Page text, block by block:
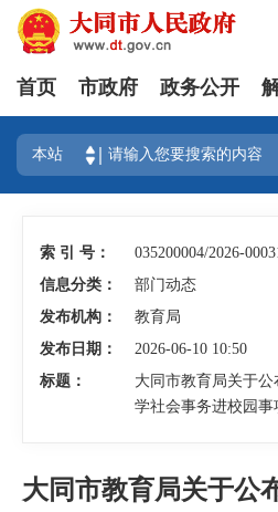
首页 市政府 政务公开
本站
索 引 号：
035200004/2026-
信息分类：
部门动态
发布机构：
教育局
发布日期：
2026-06-10 10:50
标题：
大同市教育局关于
学社会事务进校园
大同市教育局关于公